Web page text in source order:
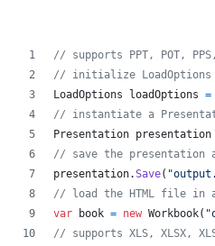
// supports PPT, POT,
// initialize LoadOptions
LoadOptions
loadOptions =
// instantiate a
Presentation presentation
// save the presentation
presentation.Save(
// load the HTML file in
var
book = new Workbook(
// supports XLS, XLSX,